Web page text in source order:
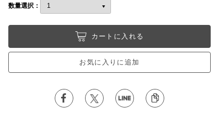
数量選択：
カートに入れる
お気に入りに追加